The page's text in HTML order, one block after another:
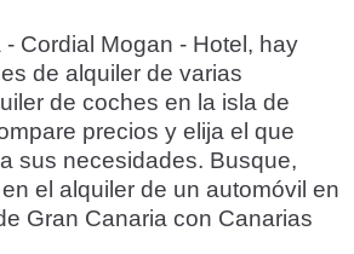
Cordial Mogan - Hotel, hay
de alquiler de varias
de coches en la isla de
precios y elija el que
sus necesidades. Busque,
el alquiler de un automóvil en
Gran Canaria con Canarias